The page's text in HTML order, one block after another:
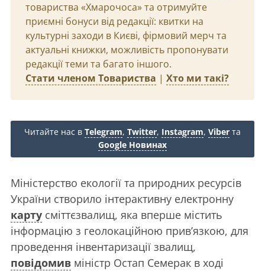
товариства «Хмарочоса» та отримуйте
приємні бонуси від редакції: квитки на
культурні заходи в Києві, фірмовий мерч та
актуальні книжки, можливість пропонувати
редакції теми та багато іншого.
Стати членом Товариства | Хто ми такі?
Читайте нас в Telegram, Twitter, Instagram, Viber та
Google Новинах
Міністерство екології та природних ресурсів
України створило інтерактивну електронну
карту сміттєзвалищ, яка вперше містить
інформацію з геолокаційною прив’язкою, для
проведення інвентаризації звалищ,
повідомив міністр Остап Семерак в ході